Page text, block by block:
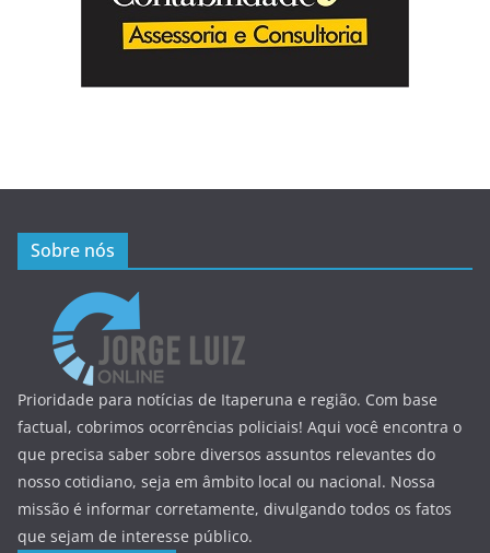
Sobre nós
Prioridade para notícias de Itaperuna e região. Com base
factual, cobrimos ocorrências policiais! Aqui você encontra o
que precisa saber sobre diversos assuntos relevantes do
nosso cotidiano, seja em âmbito local ou nacional. Nossa
missão é informar corretamente, divulgando todos os fatos
que sejam de interesse público.